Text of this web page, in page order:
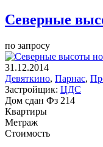
Северные
по запросу
31.12.2014
Девяткино, Парнас,
Застройщик: ЦДС
Дом сдан Фз 214
Квартиры
Метраж
Стоимость